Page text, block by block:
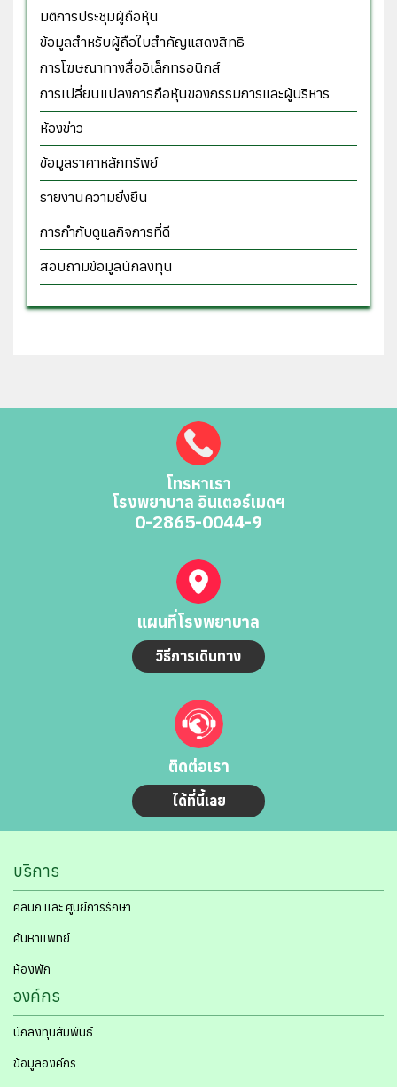
มติการประชุมผู้ถือหุ้น
ข้อมูลสำหรับผู้ถือใบสำคัญแสดงสิทธิ
การโฆษณาทางสื่ออิเล็กทรอนิกส์
การเปลี่ยนแปลงการถือหุ้นของกรรมการและผู้บริหาร
ห้องข่าว
ข้อมูลราคาหลักทรัพย์
รายงานความยั่งยืน
การกำกับดูแลกิจการที่ดี
สอบถามข้อมูลนักลงทุน
โทรหาเรา
โรงพยาบาล อินเตอร์เมดฯ
0-2865-0044-9
แผนที่โรงพยาบาล
วิธีการเดินทาง
ติดต่อเรา
ได้ที่นี้เลย
บริการ
คลินิก และ ศูนย์การรักษา
ค้นหาแพทย์
ห้องพัก
องค์กร
นักลงทุนสัมพันธ์
ข้อมูลองค์กร